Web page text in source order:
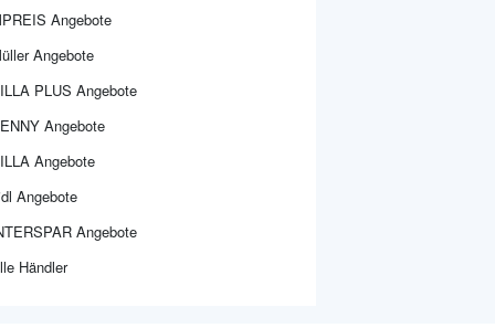
Angebote
Angebote
PLUS Angebote
Angebote
Angebote
Angebote
Angebote
Händler